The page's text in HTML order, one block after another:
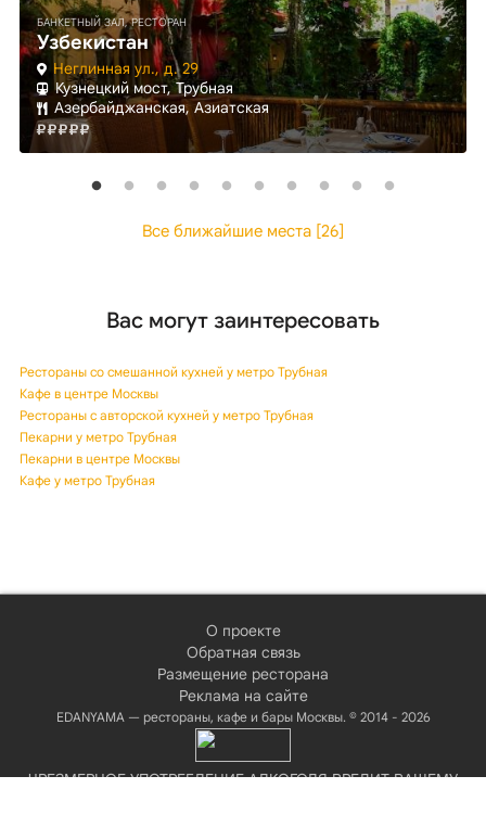
БАНКЕТНЫЙ ЗАЛ, РЕСТОРАН
Узбекистан
Неглинная ул., д. 29
Кузнецкий мост, Трубная
Азербайджанская, Азиатская
Все ближайшие места [26]
Вас могут заинтересовать
Рестораны со смешанной кухней у метро Трубная
Кафе в центре Москвы
Рестораны с авторской кухней у метро Трубная
Пекарни у метро Трубная
Пекарни в центре Москвы
Кафе у метро Трубная
О проекте
Обратная связь
Размещение ресторана
Реклама на сайте
EDANYAMA — рестораны, кафе и бары Москвы. © 2014 - 2026
ЧРЕЗМЕРНОЕ УПОТРЕБЛЕНИЕ АЛКОГОЛЯ ВРЕДИТ ВАШЕМУ